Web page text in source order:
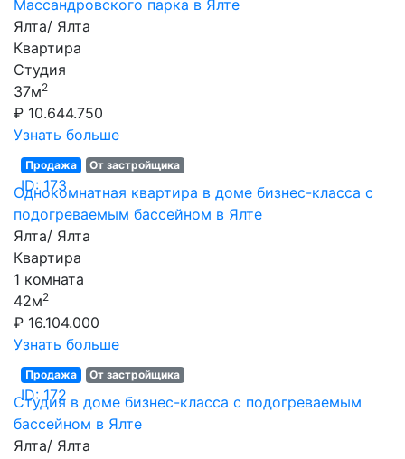
Массандровского парка в Ялте
Ялта/ Ялта
Квартира
Студия
37м2
₽ 10.644.750
Узнать больше
Продажа От застройщика
ID: 173
Однокомнатная квартира в доме бизнес-класса с
подогреваемым бассейном в Ялте
Ялта/ Ялта
Квартира
1 комната
42м2
₽ 16.104.000
Узнать больше
Продажа От застройщика
ID: 172
Студия в доме бизнес-класса с подогреваемым
бассейном в Ялте
Ялта/ Ялта